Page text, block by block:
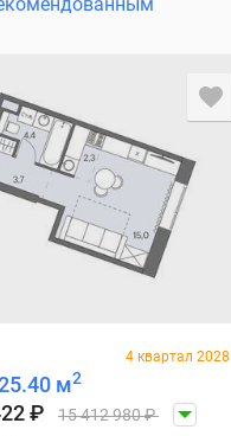
4 квартал 2028
м2
₽ 15 412 980₽